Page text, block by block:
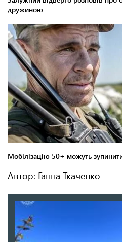
Автор: Ганна Ткаченко